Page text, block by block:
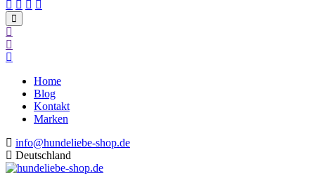
Home
Blog
Kontakt
Marken
info@hundeliebe-shop.de
Deutschland